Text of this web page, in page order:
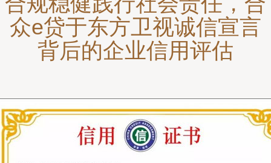
众e贷于东方卫视诚信宣言
背后的企业信用评估